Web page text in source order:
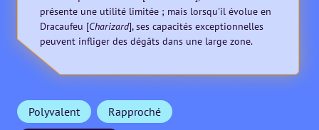
présente une utilité limitée ; mais lorsqu'il évolue en
Dracaufeu [Charizard], ses capacités exceptionnelles
peuvent infliger des dégâts dans une large zone.
Polyvalent
Rapproché